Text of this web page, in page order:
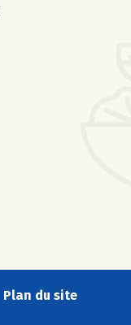
Plan du site